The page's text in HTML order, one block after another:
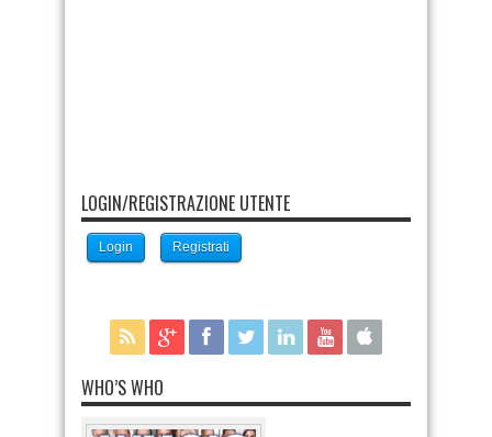
LOGIN/REGISTRAZIONE UTENTE
Login Registrati
WHO’S WHO